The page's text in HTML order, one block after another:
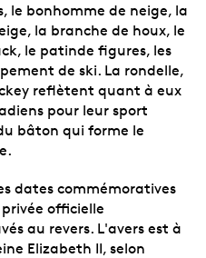
le bonhomme de neige, la
la branche de houx, le
le patinde figures, les
de ski. La rondelle,
reflètent quant à eux
pour leur sport
bâton qui forme le
dates commémoratives
privée officielle
au revers. L'avers est à
Elizabeth II, selon